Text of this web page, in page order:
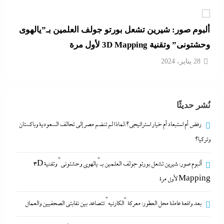
بعد واقعة عاملة محل العطور: معركة “الكارنيه” تتصاعد
بين نقابتى الصحفيين والعمال
28 يناير، 2024
كلمات الأغانى وردود الفعل الغريبة
28 يناير، 2024
إلى تحالف السعودية وباكستان وتركيا؟
28 يناير، 2024
نُشر حديثًا
رفض أم استبعاد أم خيار استراتيجي؟:لماذا لم تنضم مصر إلى تحالف السعودية وباكستان
وتركيا؟
ألبوم صور: شيرين تشعل بورتو جولف العلمين بـ”يالهوى وحشتونى” وتقنية 3D
Mapping لأول مرة
بعد واقعة عاملة محل العطور: معركة “الكارنيه” تتصاعد بين نقابتى الصحفيين والعمال